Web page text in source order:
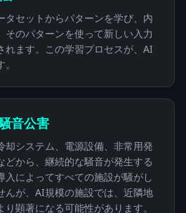
タセットからパターンを学び、内
そのパターンを使って新しい入力
れます。この学習プロセスが、AI
音公害
却システム、電源設備、非常用発
どから、継続的な騒音が発生する
入によってすべての施設が騒がし
んが、AI規模の施設では、近隣地
顕著になる可能性があります。